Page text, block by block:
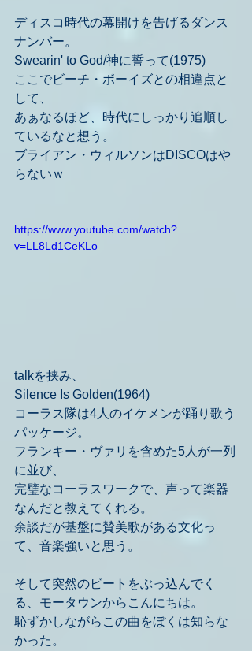
ディスコ時代の幕開けを告げるダンス
ナンバー。
Swearin' to God/神に誓って(1975)
ここでビーチ・ボーイズとの相違点と
して、
あぁなるほど、時代にしっかり追順し
ているなと想う。
ブライアン・ウィルソンはDISCOはや
らないｗ
https://www.youtube.com/watch?
v=LL8Ld1CeKLo
talkを挟み、
Silence Is Golden(1964)
コーラス隊は4人のイケメンが踊り歌う
パッケージ。
フランキー・ヴァリを含めた5人が一列
に並び、
完璧なコーラスワークで、声って楽器
なんだと教えてくれる。
余談だが基盤に賛美歌がある文化っ
て、音楽強いと思う。
そして突然のビートをぶっ込んでく
る、モータウンからこんにちは。
恥ずかしながらこの曲をぼくは知らな
かった。